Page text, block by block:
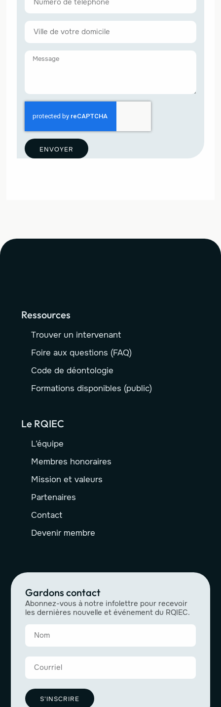
ENVOYER
Ressources
Trouver un intervenant
Foire aux questions (FAQ)
Code de déontologie
Formations disponibles (public)
Le RQIEC
L’équipe
Membres honoraires
Mission et valeurs
Partenaires
Contact
Devenir membre
Gardons contact
Abonnez-vous à notre infolettre pour recevoir
les dernières nouvelle et événement du RQIEC.
S'INSCRIRE